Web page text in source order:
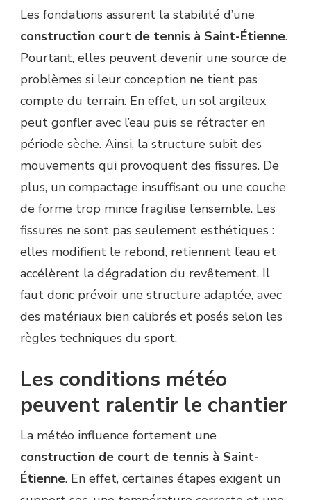
Les fondations assurent la stabilité d’une
construction court de tennis à Saint-Étienne.
Pourtant, elles peuvent devenir une source de
problèmes si leur conception ne tient pas
compte du terrain. En effet, un sol argileux
peut gonfler avec l’eau puis se rétracter en
période sèche. Ainsi, la structure subit des
mouvements qui provoquent des fissures. De
plus, un compactage insuffisant ou une couche
de forme trop mince fragilise l’ensemble. Les
fissures ne sont pas seulement esthétiques :
elles modifient le rebond, retiennent l’eau et
accélèrent la dégradation du revêtement. Il
faut donc prévoir une structure adaptée, avec
des matériaux bien calibrés et posés selon les
règles techniques du sport.
Les conditions météo
peuvent ralentir le chantier
La météo influence fortement une
construction de court de tennis à Saint-
Étienne. En effet, certaines étapes exigent un